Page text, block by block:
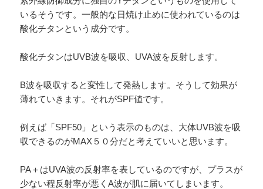
いるそうです。一般的な日焼け止めに使われているのは
酸化チタンという成分です。
酸化チタンはUVB波を吸収、UVA波を反射します。
B波を吸収すると変性して発熱します。そうして効果が
薄れていきます。それがSPF値です。
例えば「SPF50」という表示のものは、大体UVB波を吸
収できるのがMAX５０分だと考えていいと思います。
PA＋はUVA波の反射率を表しているのですが、プラスが
少ない程反射率が悪くA波が肌に届いてしまいます。